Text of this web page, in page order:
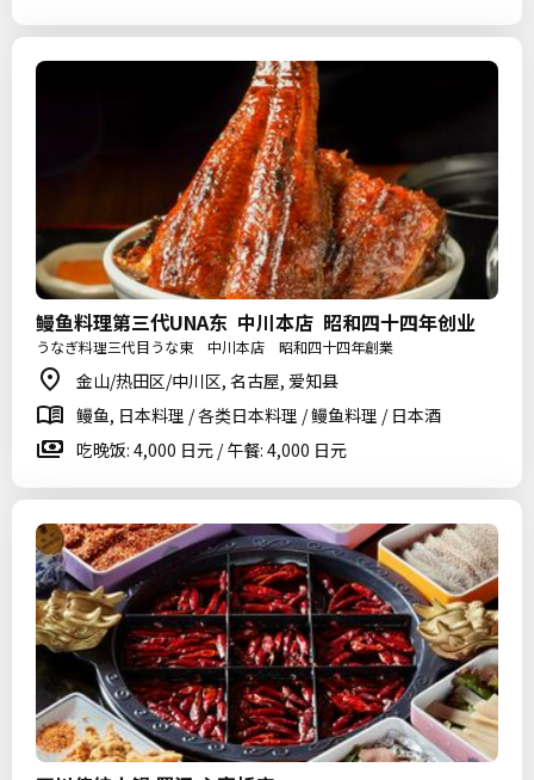
鳗鱼料理第三代UNA东 中川本店 昭和四十四年创业
うなぎ料理三代目うな東 中川本店 昭和四十四年創業
金山/热田区/中川区, 名古屋, 爱知县
鳗鱼, 日本料理 / 各类日本料理 / 鳗鱼料理 / 日本酒
吃晚饭: 4,000 日元 / 午餐: 4,000 日元